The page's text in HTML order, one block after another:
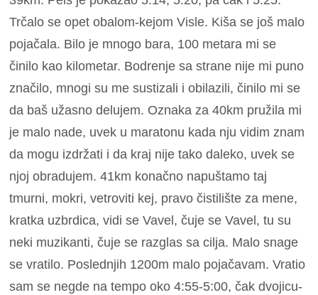
Trčalo se opet obalom-kejom Visle. Kiša se još malo
pojačala. Bilo je mnogo bara, 100 metara mi se
činilo kao kilometar. Bodrenje sa strane nije mi puno
značilo, mnogi su me sustizali i obilazili, činilo mi se
da baš užasno delujem. Oznaka za 40km pružila mi
je malo nade, uvek u maratonu kada nju vidim znam
da mogu izdržati i da kraj nije tako daleko, uvek se
njoj obradujem. 41km konačno napuštamo taj
tmurni, mokri, vetroviti kej, pravo čistilište za mene,
kratka uzbrdica, vidi se Vavel, čuje se Vavel, tu su
neki muzikanti, čuje se razglas sa cilja. Malo snage
se vratilo. Poslednjih 1200m malo pojačavam. Vratio
sam se negde na tempo oko 4:55-5:00, čak dvojicu-